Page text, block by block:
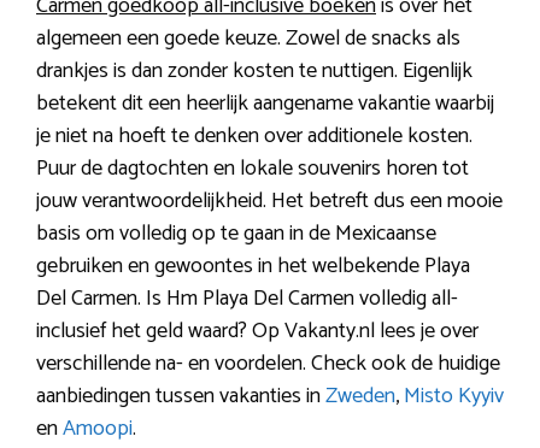
algemeen een goede keuze. Zowel de snacks als
drankjes is dan zonder kosten te nuttigen. Eigenlijk
betekent dit een heerlijk aangename vakantie waarbij
je niet na hoeft te denken over additionele kosten.
Puur de dagtochten en lokale souvenirs horen tot
jouw verantwoordelijkheid. Het betreft dus een mooie
basis om volledig op te gaan in de Mexicaanse
gebruiken en gewoontes in het welbekende Playa
Del Carmen. Is Hm Playa Del Carmen volledig all-
inclusief het geld waard? Op Vakanty.nl lees je over
verschillende na- en voordelen. Check ook de huidige
aanbiedingen tussen vakanties inZweden,Misto Kyyiv
enAmoopi.